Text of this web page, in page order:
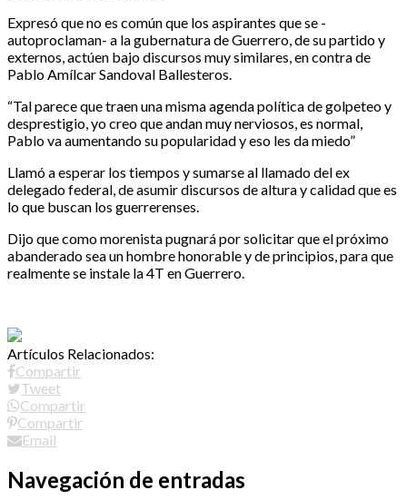
Expresó que no es común que los aspirantes que se -
autoproclaman- a la gubernatura de Guerrero, de su partido y
externos, actúen bajo discursos muy similares, en contra de
Pablo Amílcar Sandoval Ballesteros.
“Tal parece que traen una misma agenda política de golpeteo y
desprestigio, yo creo que andan muy nerviosos, es normal,
Pablo va aumentando su popularidad y eso les da miedo”
Llamó a esperar los tiempos y sumarse al llamado del ex
delegado federal, de asumir discursos de altura y calidad que es
lo que buscan los guerrerenses.
Dijo que como morenista pugnará por solicitar que el próximo
abanderado sea un hombre honorable y de principios, para que
realmente se instale la 4T en Guerrero.
Artículos Relacionados:
Compartir
Tweet
Compartir
Compartir
Email
Navegación de entradas